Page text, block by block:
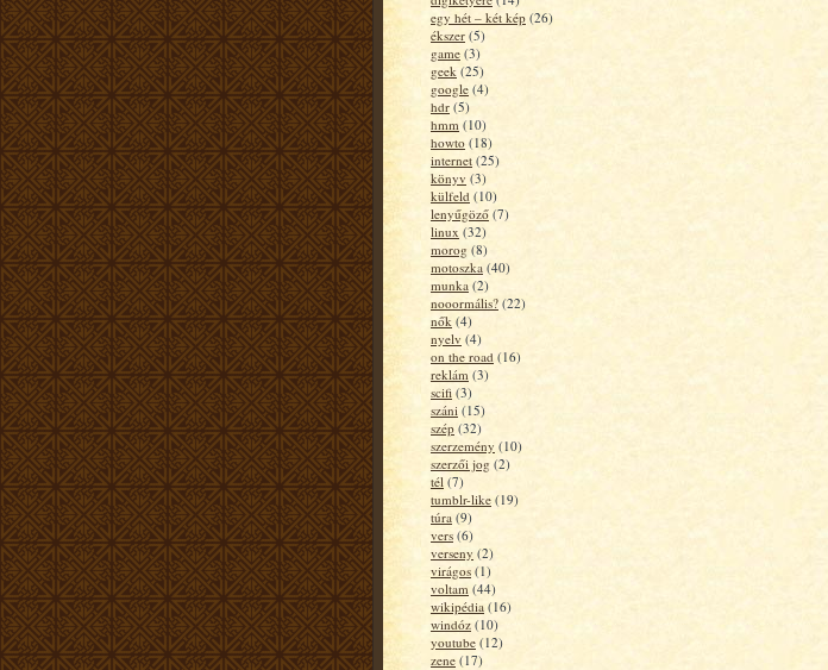
egy hét – két kép (26)
ékszer (5)
game (3)
geek (25)
google (4)
hdr (5)
hmm (10)
howto (18)
internet (25)
könyv (3)
külfeld (10)
lenyűgöző (7)
linux (32)
morog (8)
motoszka (40)
munka (2)
nooormális? (22)
nők (4)
nyelv (4)
on the road (16)
reklám (3)
scifi (3)
száni (15)
szép (32)
szerzemény (10)
szerzői jog (2)
tél (7)
tumblr-like (19)
túra (9)
vers (6)
verseny (2)
virágos (1)
voltam (44)
wikipédia (16)
windóz (10)
youtube (12)
zene (17)